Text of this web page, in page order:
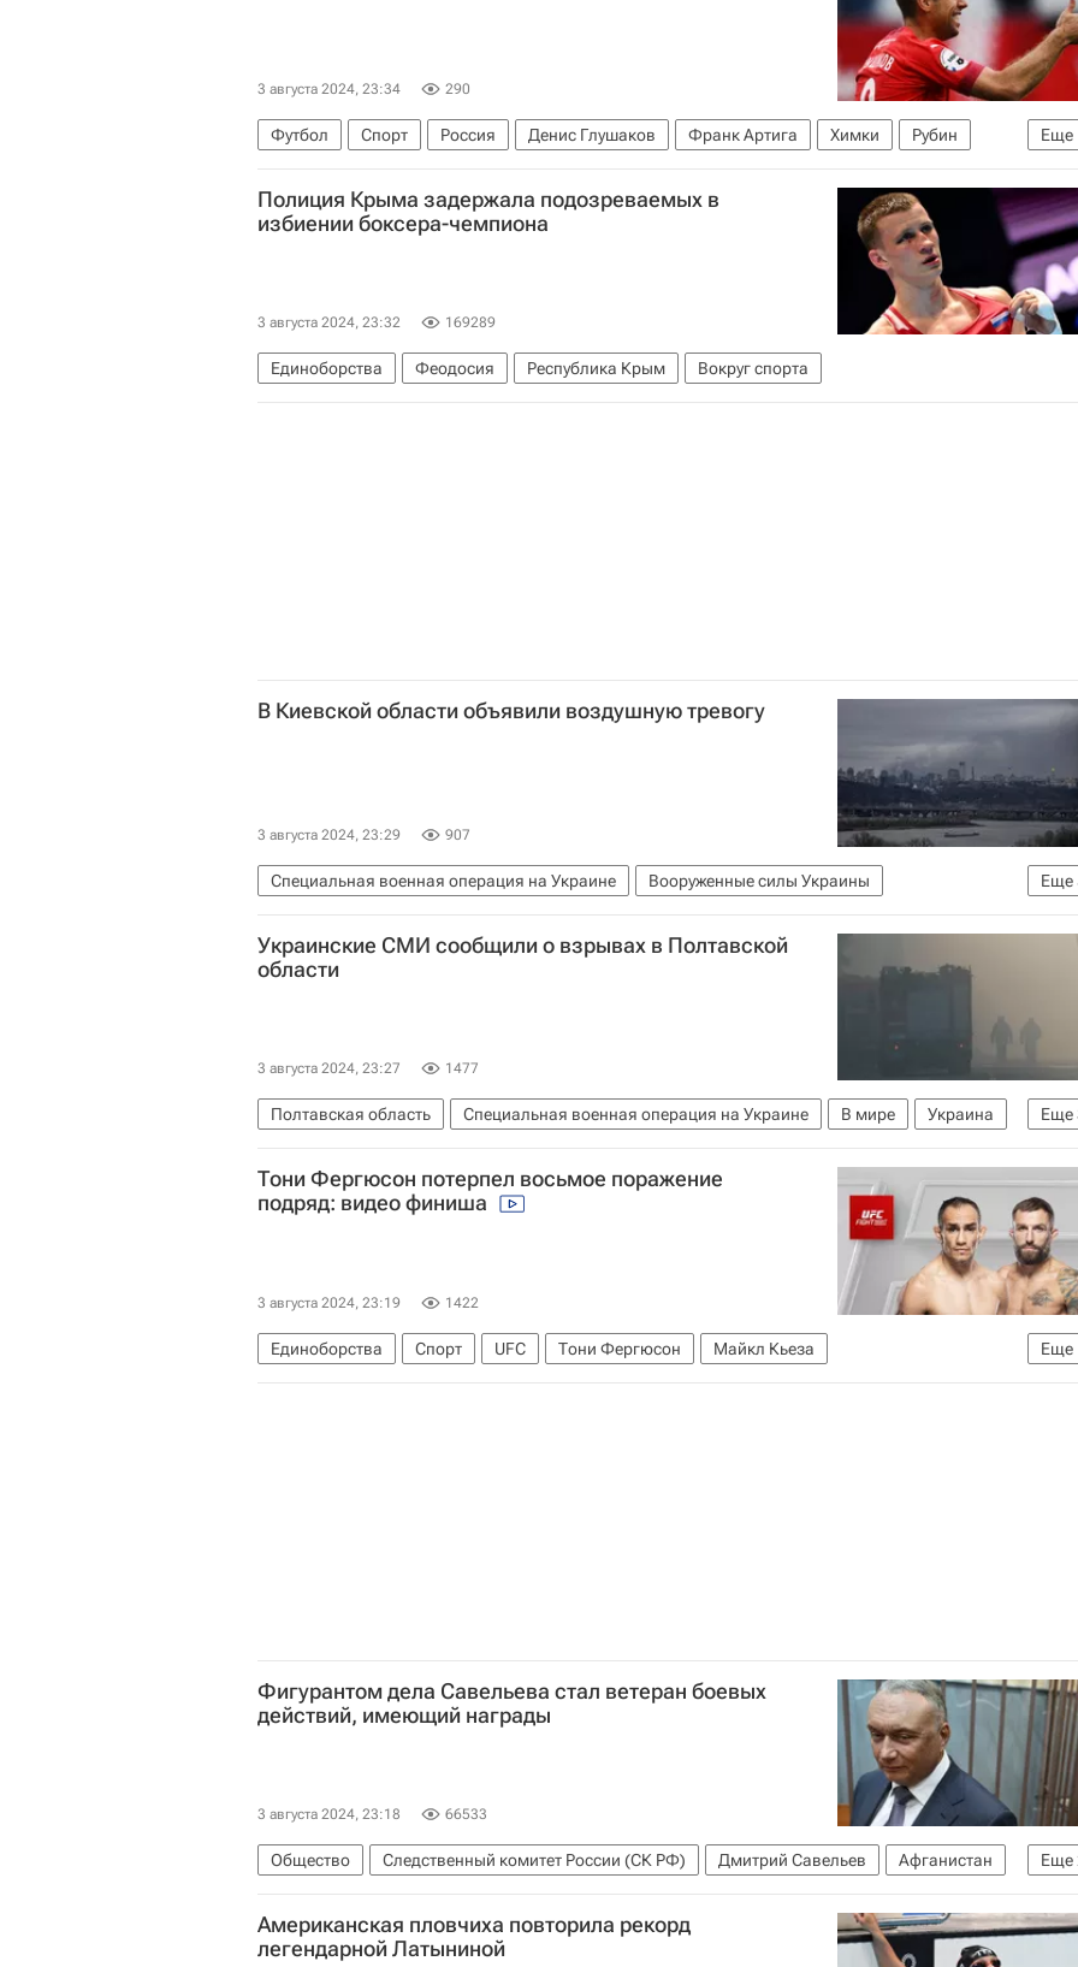
3 августа 2024, 23:34 290
Еще
Футбол Спорт Россия Денис Глушаков Франк Артига Химки
Рубин
Нижний Новгород
Полиция Крыма задержала подозреваемых в
избиении боксера-чемпиона
3 августа 2024, 23:32 169289
Единоборства Феодосия Республика Крым Вокруг спорта
В Киевской области объявили воздушную тревогу
3 августа 2024, 23:29 907
Еще
Специальная военная операция на Украине
Вооруженные силы Украины
Дмитрий Песков
Харьковская область Россия Киевская область В мире
Украинские СМИ сообщили о взрывах в Полтавской
области
3 августа 2024, 23:27 1477
Еще
Полтавская область Специальная военная операция на Украине В мире
Украина
Россия
Дмитрий Песков Вооруженные силы Украины
Тони Фергюсон потерпел восьмое поражение
подряд: видео финиша
3 августа 2024, 23:19 1422
Еще
Единоборства Спорт UFC Тони Фергюсон
Майкл Кьеза
ММА (Смешанные единоборства)
Фигурантом дела Савельева стал ветеран боевых
действий, имеющий награды
3 августа 2024, 23:18 66533
Еще
Общество Следственный комитет России (СК РФ) Дмитрий Савельев
Афганистан
Москва
Россия
Американская пловчиха повторила рекорд
легендарной Латыниной